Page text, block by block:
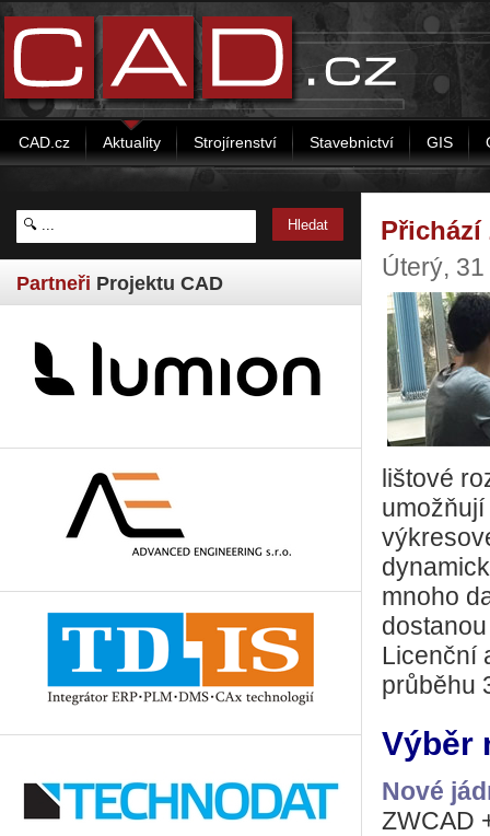
CAD.cz Aktuality Strojírenství Stavebnictví GIS
Partneři Projektu CAD
Přichází
Úterý,
lištové
mnoho
Licenční
průběhu
Výběr
Nové
ZWCAD